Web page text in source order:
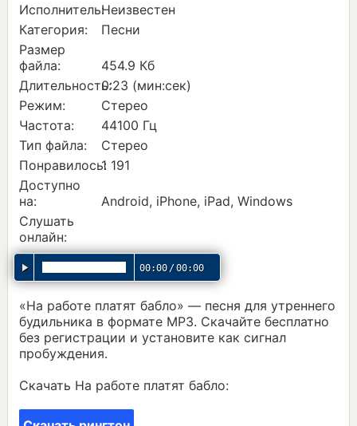
Исполнитель:Неизвестен
Категория:
Песни
Размер
файла:
454.9 Кб
Длительность:0:23 (мин:сек)
Режим:
Стерео
Частота:
44100 Гц
Тип файла:
Стерео
Понравилось:1 191
Доступно
на:
Android, iPhone, iPad, Windows
Слушать
онлайн:
00:00/00:00
«На работе платят бабло» — песня для утреннего
будильника в формате MP3. Скачайте бесплатно
без регистрации и установите как сигнал
пробуждения.
Скачать На работе платят бабло: